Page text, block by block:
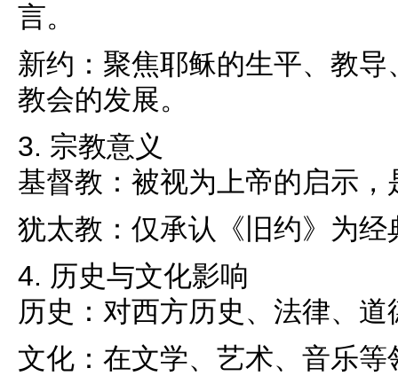
言。
新约：聚焦耶稣的生平、教
教会的发展。
3. 宗教意义
基督教：被视为上帝的启示
犹太教：仅承认《旧约》为经
4. 历史与文化影响
历史：对西方历史、法律、
文化：在文学、艺术、音乐